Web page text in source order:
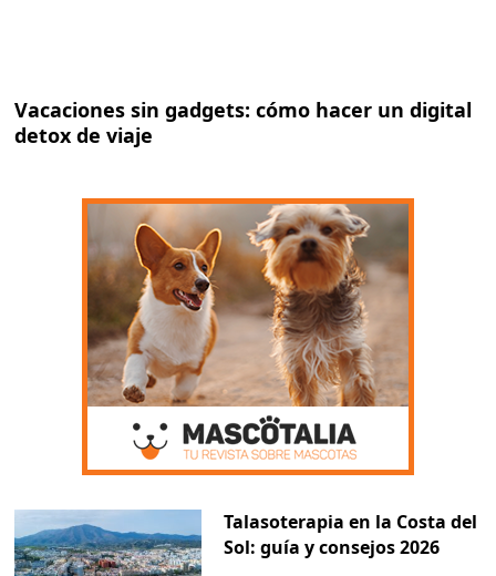
Vacaciones sin gadgets: cómo hacer un digital
detox de viaje
Talasoterapia en la Costa del
Sol: guía y consejos 2026